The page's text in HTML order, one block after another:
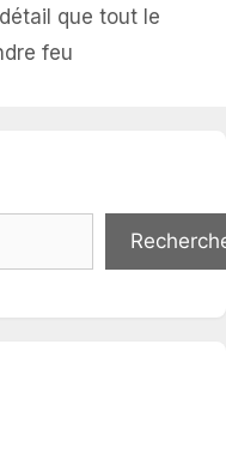
que tout le
feu